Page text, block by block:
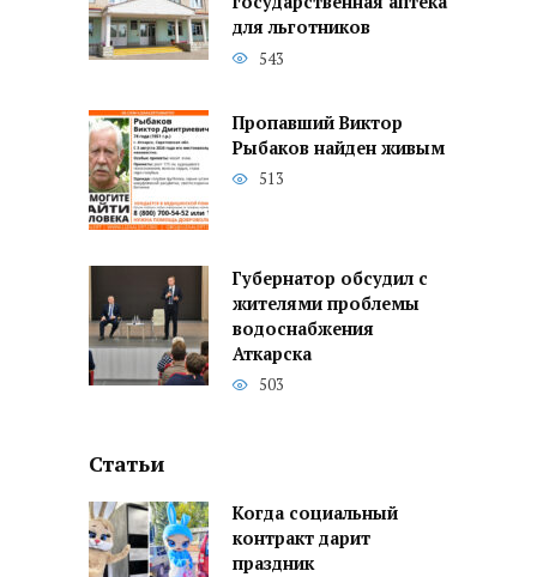
для льготников
543
Пропавший Виктор
Рыбаков найден живым
513
Губернатор обсудил с
жителями проблемы
водоснабжения
Аткарска
503
Статьи
Когда социальный
контракт дарит
праздник